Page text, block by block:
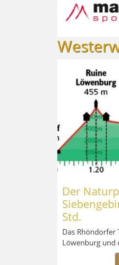
Der
Std.
Das Rhöndorfer
Löwenburg und